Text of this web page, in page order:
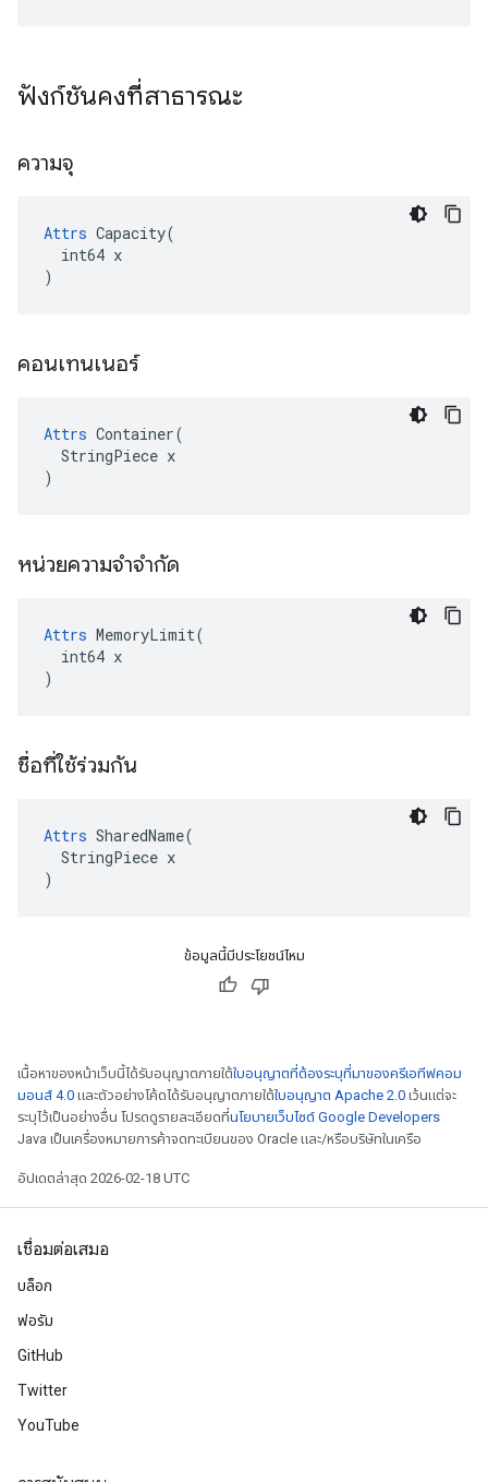
ฟังก์ชันคงที่สาธารณะ
ความจุ
Attrs Capacity(
  int64 x
)
คอนเทนเนอร์
Attrs Container(
  StringPiece x
)
หน่วยความจำจำกัด
Attrs MemoryLimit(
  int64 x
)
ชื่อที่ใช้ร่วมกัน
Attrs SharedName(
  StringPiece x
)
ข้อมูลนี้มีประโยชน์ไหม
เนื้อหาของหน้าเว็บนี้ได้รับอนุญาตภายใต้ใบอนุญาตที่ต้องระบุที่มาของครีเอทีฟคอม
มอนส์ 4.0 และตัวอย่างโค้ดได้รับอนุญาตภายใต้ใบอนุญาต Apache 2.0 เว้นแต่จะ
ระบุไว้เป็นอย่างอื่น โปรดดูรายละเอียดที่นโยบายเว็บไซต์ Google Developers
Java เป็นเครื่องหมายการค้าจดทะเบียนของ Oracle และ/หรือบริษัทในเครือ
อัปเดตล่าสุด 2026-02-18 UTC
เชื่อมต่อเสมอ
บล็อก
ฟอรัม
GitHub
Twitter
YouTube